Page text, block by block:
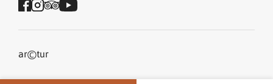
ar©tur